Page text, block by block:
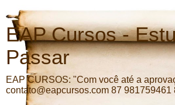
EAP Cursos -
Passar
EAP CURSOS: "Com você até a
contato@eapcursos.com 87 981759461